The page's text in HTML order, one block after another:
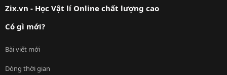
Zix.vn - Học Vật lí Online chất lượng cao
Có gì mới?
Bài viết mới
Dòng thời gian